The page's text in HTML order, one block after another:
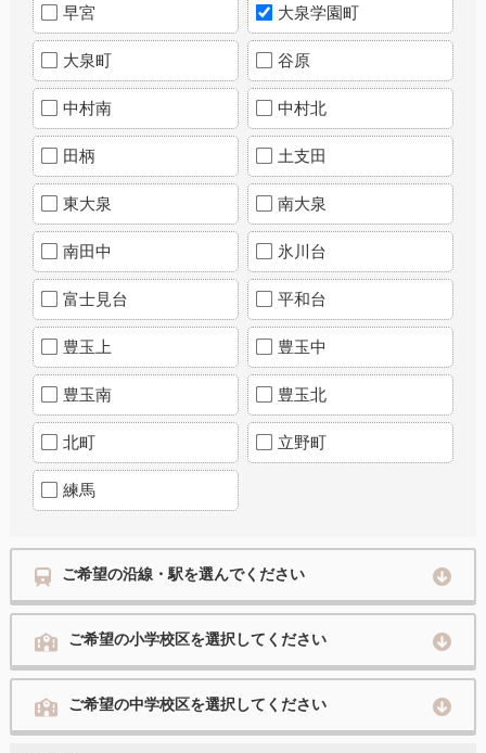
早宮 大泉学園町
大泉町 谷原
中村南 中村北
田柄 土支田
東大泉 南大泉
南田中 氷川台
富士見台 平和台
豊玉上 豊玉中
豊玉南 豊玉北
北町 立野町
練馬
ご希望の沿線・駅を選んでください
ご希望の小学校区を選択してください
ご希望の中学校区を選択してください